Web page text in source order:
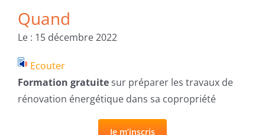
Quand
Le : 15 décembre 2022
Ecouter
Formation gratuitesur préparer les travaux de
rénovation énergétique dans sa copropriété
Je m’inscris